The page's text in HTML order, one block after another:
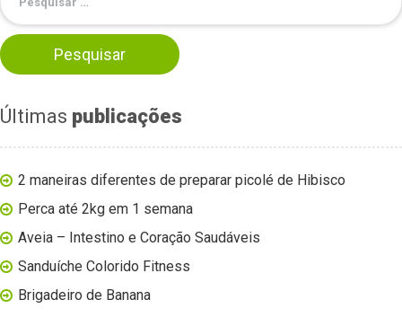
Últimas publicações
2 maneiras diferentes de preparar picolé de Hibisco
Perca até 2kg em 1 semana
Aveia – Intestino e Coração Saudáveis
Sanduíche Colorido Fitness
Brigadeiro de Banana